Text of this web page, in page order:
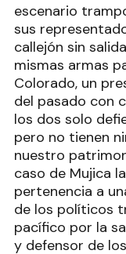
escenario
sus
callejón sin
mismas armas
Colorado, un
del pasado con
los dos solo
pero no tienen
nuestro
caso de Mujica
pertenencia a
de los políticos
pacífico por la
y defensor de